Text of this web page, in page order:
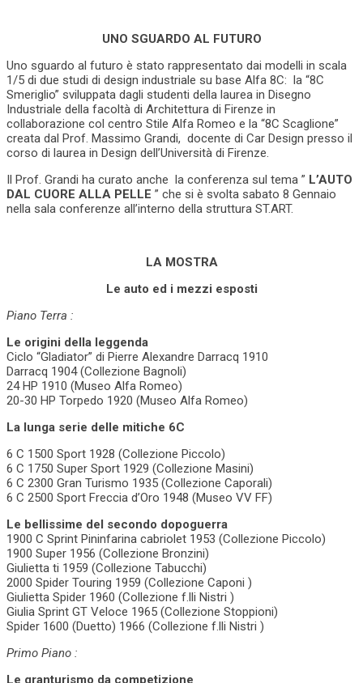
UNO SGUARDO AL FUTURO
Uno sguardo al futuro è stato rappresentato dai modelli in scala
1/5 di due studi di design industriale su base Alfa 8C: la “8C
Smeriglio” sviluppata dagli studenti della laurea in Disegno
Industriale della facoltà di Architettura di Firenze in
collaborazione col centro Stile Alfa Romeo e la “8C Scaglione”
creata dal Prof. Massimo Grandi, docente di Car Design presso il
corso di laurea in Design dell’Università di Firenze.
Il Prof. Grandi ha curato anche la conferenza sul tema ” L’AUTO
DAL CUORE ALLA PELLE ” che si è svolta sabato 8 Gennaio
nella sala conferenze all’interno della struttura ST.ART.
LA MOSTRA
Le auto ed i mezzi esposti
Piano Terra :
Le origini della leggenda
Ciclo “Gladiator” di Pierre Alexandre Darracq 1910
Darracq 1904 (Collezione Bagnoli)
24 HP 1910 (Museo Alfa Romeo)
20-30 HP Torpedo 1920 (Museo Alfa Romeo)
La lunga serie delle mitiche 6C
6 C 1500 Sport 1928 (Collezione Piccolo)
6 C 1750 Super Sport 1929 (Collezione Masini)
6 C 2300 Gran Turismo 1935 (Collezione Caporali)
6 C 2500 Sport Freccia d’Oro 1948 (Museo VV FF)
Le bellissime del secondo dopoguerra
1900 C Sprint Pininfarina cabriolet 1953 (Collezione Piccolo)
1900 Super 1956 (Collezione Bronzini)
Giulietta ti 1959 (Collezione Tabucchi)
2000 Spider Touring 1959 (Collezione Caponi )
Giulietta Spider 1960 (Collezione f.lli Nistri )
Giulia Sprint GT Veloce 1965 (Collezione Stoppioni)
Spider 1600 (Duetto) 1966 (Collezione f.lli Nistri )
Primo Piano :
Le granturismo da competizione